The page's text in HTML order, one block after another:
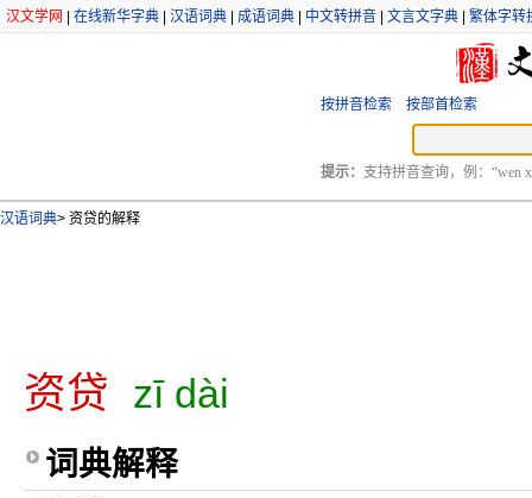
汉文学网 在线新华字典 汉语词典 成语词典 中文转拼音 文言文字典 繁体字转
按拼音检索 按部首检索
提示： 支持拼音查询，例：“wen
汉语词典> 资贷的解释
资贷 zī dài
词典解释